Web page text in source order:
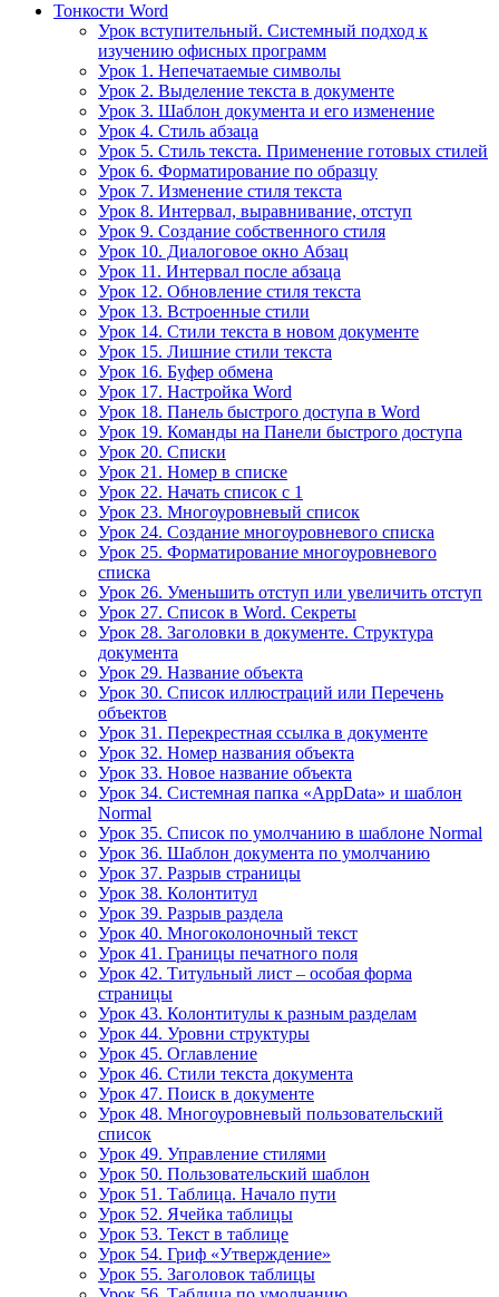
Тонкости Word
Урок вступительный. Системный подход к
изучению офисных программ
Урок 1. Непечатаемые символы
Урок 2. Выделение текста в документе
Урок 3. Шаблон документа и его изменение
Урок 4. Стиль абзаца
Урок 5. Стиль текста. Применение готовых стилей
Урок 6. Форматирование по образцу
Урок 7. Изменение стиля текста
Урок 8. Интервал, выравнивание, отступ
Урок 9. Создание собственного стиля
Урок 10. Диалоговое окно Абзац
Урок 11. Интервал после абзаца
Урок 12. Обновление стиля текста
Урок 13. Встроенные стили
Урок 14. Стили текста в новом документе
Урок 15. Лишние стили текста
Урок 16. Буфер обмена
Урок 17. Настройка Word
Урок 18. Панель быстрого доступа в Word
Урок 19. Команды на Панели быстрого доступа
Урок 20. Списки
Урок 21. Номер в списке
Урок 22. Начать список с 1
Урок 23. Многоуровневый список
Урок 24. Создание многоуровневого списка
Урок 25. Форматирование многоуровневого
списка
Урок 26. Уменьшить отступ или увеличить отступ
Урок 27. Список в Word. Секреты
Урок 28. Заголовки в документе. Структура
документа
Урок 29. Название объекта
Урок 30. Список иллюстраций или Перечень
объектов
Урок 31. Перекрестная ссылка в документе
Урок 32. Номер названия объекта
Урок 33. Новое название объекта
Урок 34. Системная папка «AppData» и шаблон
Normal
Урок 35. Список по умолчанию в шаблоне Normal
Урок 36. Шаблон документа по умолчанию
Урок 37. Разрыв страницы
Урок 38. Колонтитул
Урок 39. Разрыв раздела
Урок 40. Многоколоночный текст
Урок 41. Границы печатного поля
Урок 42. Титульный лист – особая форма
страницы
Урок 43. Колонтитулы к разным разделам
Урок 44. Уровни структуры
Урок 45. Оглавление
Урок 46. Стили текста документа
Урок 47. Поиск в документе
Урок 48. Многоуровневый пользовательский
список
Урок 49. Управление стилями
Урок 50. Пользовательский шаблон
Урок 51. Таблица. Начало пути
Урок 52. Ячейка таблицы
Урок 53. Текст в таблице
Урок 54. Гриф «Утверждение»
Урок 55. Заголовок таблицы